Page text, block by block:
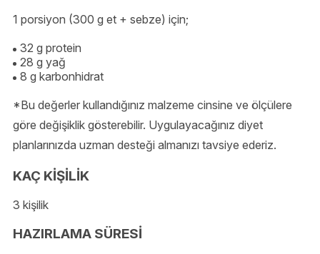
1 porsiyon (300 g et + sebze) için;
32 g protein
28 g yağ
8 g karbonhidrat
*Bu değerler kullandığınız malzeme cinsine ve ölçülere
göre değişiklik gösterebilir. Uygulayacağınız diyet
planlarınızda uzman desteği almanızı tavsiye ederiz.
KAÇ KİŞİLİK
3 kişilik
HAZIRLAMA SÜRESİ